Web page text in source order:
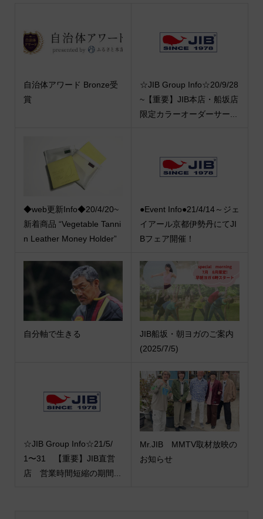
自治体アワード Bronze受
賞
☆JIB Group Info☆20/9/28
~【重要】JIB本店・船坂店
限定カラーオーダーサー...
◆web更新Info◆20/4/20~
新着商品 “Vegetable Tanni
n Leather Money Holder”
●Event Info●21/4/14～ジェ
イアール京都伊勢丹にてJI
Bフェア開催！
自分軸で生きる
JIB船坂・朝ヨガのご案内
(2025/7/5)
☆JIB Group Info☆21/5/
1〜31 【重要】JIB直営
店 営業時間短縮の期間...
Mr.JIB MMTV取材放映の
お知らせ